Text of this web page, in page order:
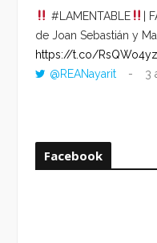
#LAMENTABLE
|
de Joan Sebastián y
https://t.co/
@REANayarit
3
Facebook